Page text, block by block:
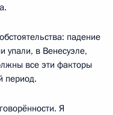
падение
упали, в Венесуэле,
все эти факторы
период.
Я